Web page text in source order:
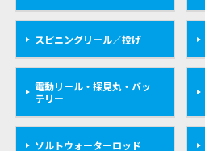
スピニングリール／投げ
電動リール・探見丸・バッ
テリー
ソルトウォーターロッド